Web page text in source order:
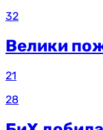
32
Велики
21
28